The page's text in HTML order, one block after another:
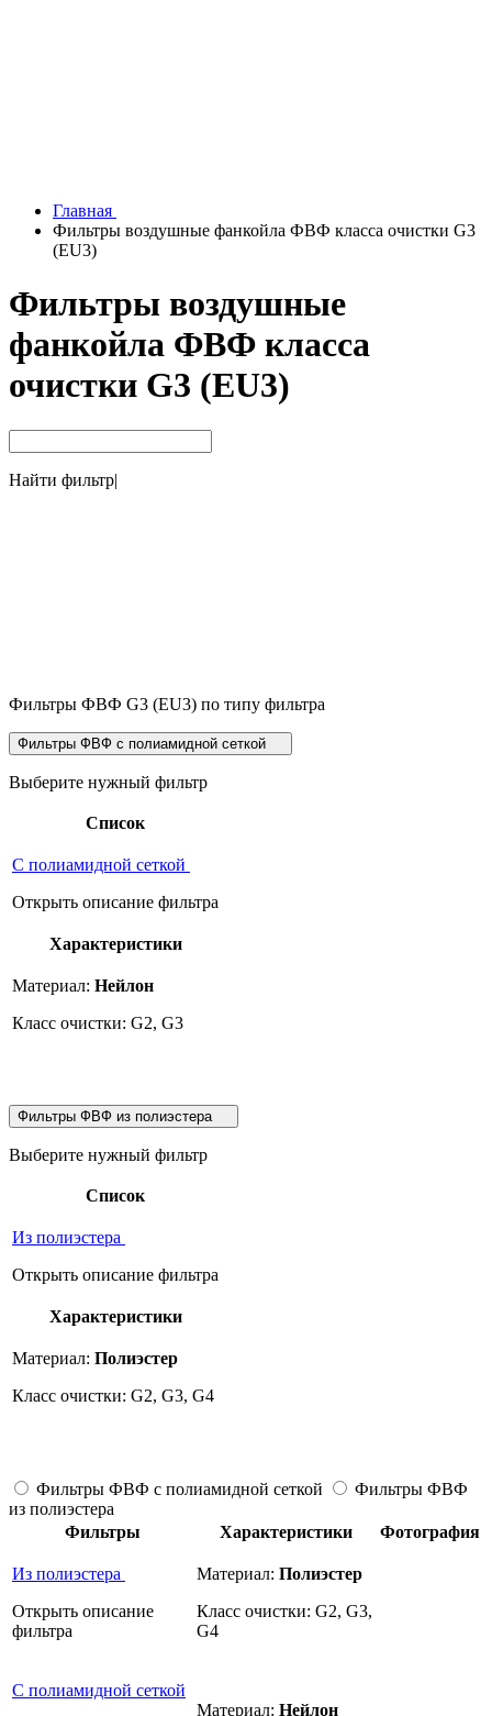
Главная
Фильтры воздушные фанкойла ФВФ класса очистки G3
(EU3)
Фильтры воздушные
фанкойла ФВФ класса
очистки G3 (EU3)
Найти фильтр|
Фильтры ФВФ G3 (EU3) по типу фильтра
Фильтры ФВФ с полиамидной сеткой
Выберите нужный фильтр
Список
С полиамидной сеткой
Открыть описание фильтра
Характеристики
Материал: Нейлон
Класс очистки: G2, G3
Фильтры ФВФ из полиэстера
Выберите нужный фильтр
Список
Из полиэстера
Открыть описание фильтра
Характеристики
Материал: Полиэстер
Класс очистки: G2, G3, G4
Фильтры ФВФ с полиамидной сеткой
Фильтры ФВФ
из полиэстера
Фильтры
Характеристики Фотография
Из полиэстера
Открыть описание
фильтра
Материал: Полиэстер
Класс очистки: G2, G3,
G4
С полиамидной сеткой
Материал: Нейлон